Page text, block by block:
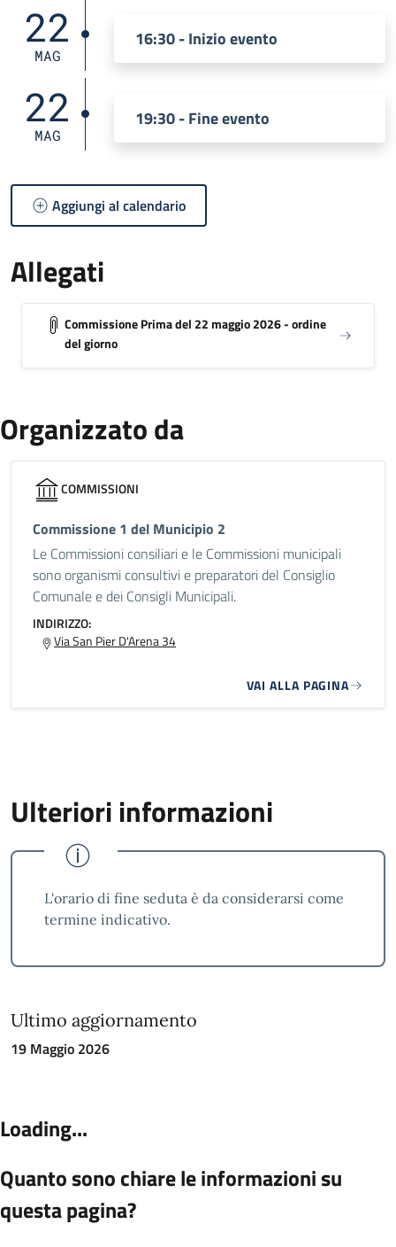
22
MAG
16:30 - Inizio evento
22
MAG
19:30 - Fine evento
Aggiungi al calendario
Allegati
Commissione Prima del 22 maggio 2026 - ordine
del giorno
Organizzato da
COMMISSIONI
Commissione 1 del Municipio 2
Le Commissioni consiliari e le Commissioni municipali
sono organismi consultivi e preparatori del Consiglio
Comunale e dei Consigli Municipali.
INDIRIZZO:
Via San Pier D'Arena 34
VAI ALLA PAGINA
Ulteriori informazioni
L'orario di fine seduta è da considerarsi come
termine indicativo.
Ultimo aggiornamento
19 Maggio 2026